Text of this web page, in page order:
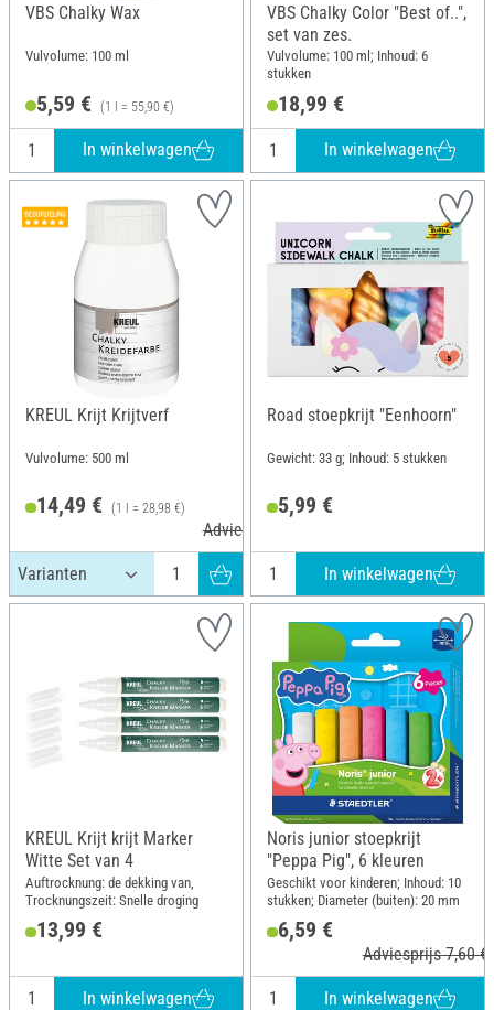
VBS Chalky Wax
Vulvolume: 100 ml
5,59 € (1 l = 55,90 €)
In winkelwagen
VBS Chalky Color "Best of..",
set van zes.
Vulvolume: 100 ml; Inhoud: 6
stukken
18,99 €
In winkelwagen
KREUL Krijt Krijtverf
Vulvolume: 500 ml
14,49 € (1 l = 28,98 €)
Adviesprijs 15,79 €
Road stoepkrijt "Eenhoorn"
Gewicht: 33 g; Inhoud: 5 stukken
5,99 €
In winkelwagen
KREUL Krijt krijt Marker
Witte Set van 4
Auftrocknung: de dekking van,
Trocknungszeit: Snelle droging
13,99 €
In winkelwagen
Noris junior stoepkrijt
"Peppa Pig", 6 kleuren
Geschikt voor kinderen; Inhoud: 10
stukken; Diameter (buiten): 20 mm
6,59 €
Adviesprijs 7,60 €
In winkelwagen